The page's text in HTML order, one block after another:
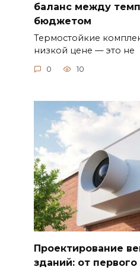
баланс между
бюджетом
Термостойкие
низкой цене — это не
0 10
Проектирование
зданий: от